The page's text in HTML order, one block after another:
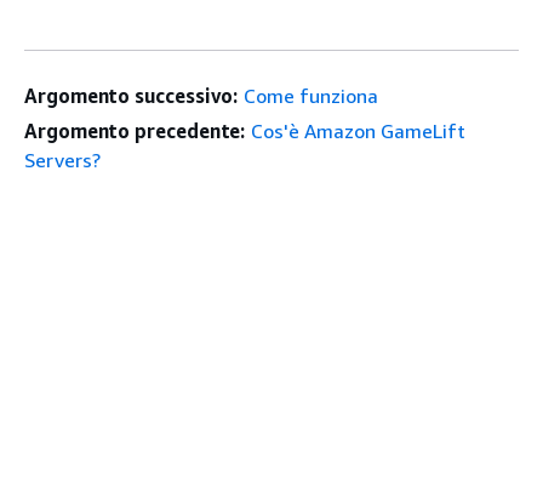
Argomento successivo: Come funziona
Argomento precedente: Cos'è Amazon GameLift
Servers?